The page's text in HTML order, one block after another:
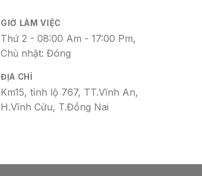
GIỜ LÀM VIỆC
Thứ 2 - 08:00 Am - 17:00 Pm,
Chủ nhật: Đóng
ĐỊA CHỈ
Km15, tỉnh lộ 767, TT.Vĩnh An,
H.Vĩnh Cửu, T.Đồng Nai